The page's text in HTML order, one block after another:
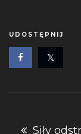
UDOSTĘPNIJ
Siły